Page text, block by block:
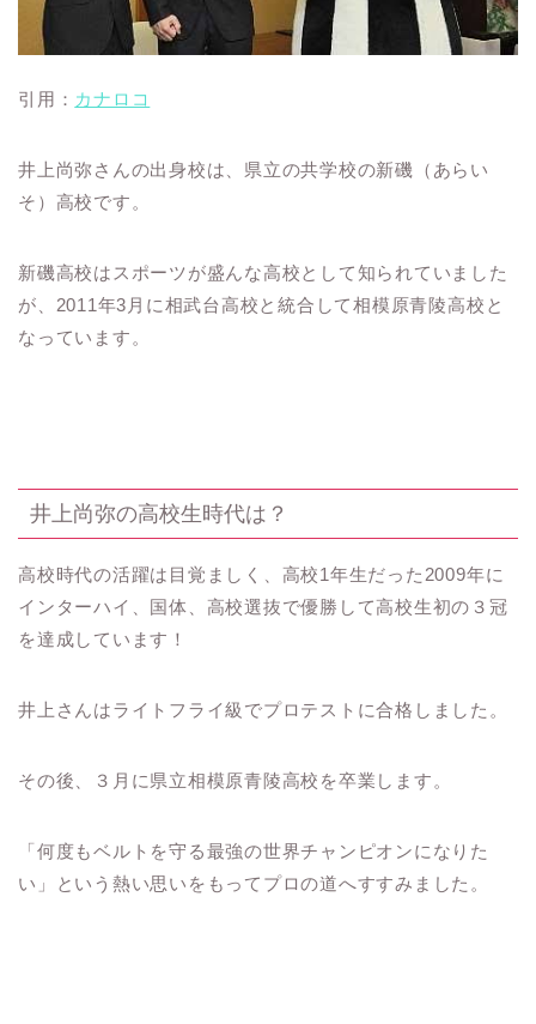
引用： カナロコ
井上尚弥さんの出身校は、県立の共学校の新磯（あらい
そ）高校です。
新磯高校はスポーツが盛んな高校として知られていました
が、2011年3月に相武台高校と統合して相模原青陵高校と
なっています。
井上尚弥の高校生時代は？
高校時代の活躍は目覚ましく、高校1年生だった2009年に
インターハイ、国体、高校選抜で優勝して高校生初の３冠
を達成しています！
井上さんはライトフライ級でプロテストに合格しました。
その後、３月に県立相模原青陵高校を卒業します。
「何度もベルトを守る最強の世界チャンピオンになりた
い」という熱い思いをもってプロの道へすすみました。